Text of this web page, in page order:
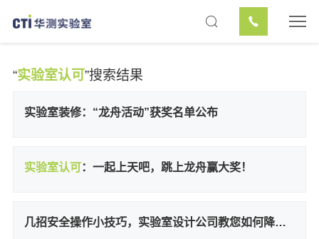
“实验室认可 ”搜索结果
实验室装修：“龙舟活动”获奖名单公布
实验室认可：一起上天吧，跳上龙舟赢大奖！
几招安全操作小技巧，实验室设计公司教您如何降低实验室安全风险